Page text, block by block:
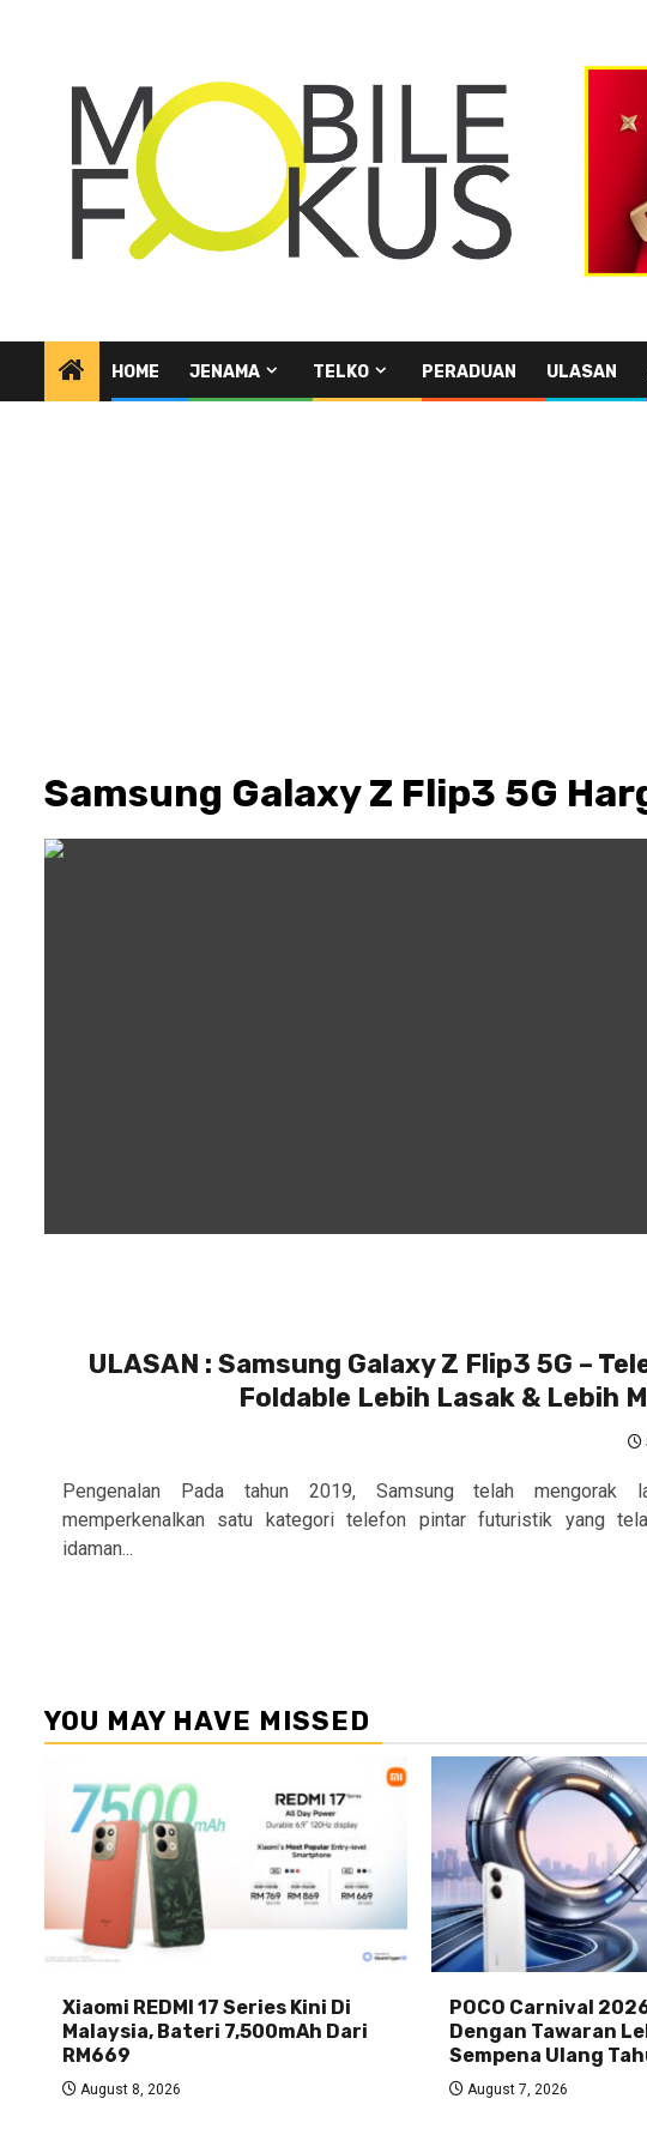
HOME JENAMA TELKO PERADUAN ULASAN
Samsung Galaxy Z Flip3 5G
ULASAN : Samsung Galaxy Z Flip3 5G –
Foldable Lebih Lasak & Lebih
Pengenalan Pada tahun 2019, Samsung telah mengorak
memperkenalkan satu kategori telefon pintar futuristik yang
idaman...
YOU MAY HAVE MISSED
Xiaomi REDMI 17 Series Kini Di
Malaysia, Bateri 7,500mAh Dari
RM669
August 8, 2026
POCO Carnival
Dengan Tawaran
Sempena Ulang
August 7, 2026